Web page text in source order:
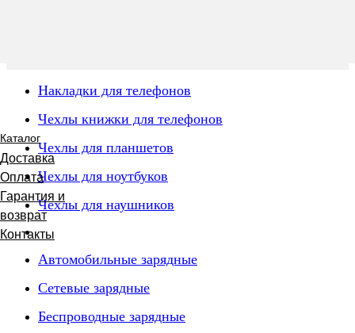
Каталог
Доставка
Оплата
Гарантия и
возврат
Контакты
Накладки для телефонов
Чехлы книжки для телефонов
Чехлы для планшетов
Чехлы для ноутбуков
Чехлы для наушников
Автомобильные зарядные
Сетевые зарядные
Беспроводные зарядные